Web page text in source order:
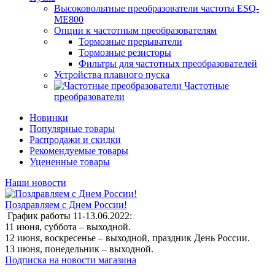
Высоковольтные преобразователи частоты ESQ-
ME800
Опции к частотным преобразователям
Тормозные прерыватели
Тормозные резисторы
Фильтры для частотных преобразователей
Устройства плавного пуска
Частотные
преобразователи
Новинки
Популярные товары
Распродажи и скидки
Рекомендуемые товары
Уцененные товары
Наши новости
Поздравляем с Днем России!
График работы 11-13.06.2022:
11 июня, суббота – выходной.
12 июня, воскресенье – выходной, праздник День России.
13 июня, понедельник – выходной.
Подписка на новости магазина